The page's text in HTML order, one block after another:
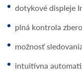
dotykové displeje
plná kontrola
možnosť
intuitívna